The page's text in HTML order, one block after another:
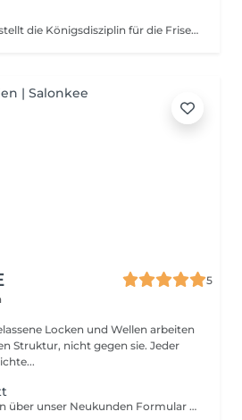
Der Damenhaarschnitt stellt die Königsdisziplin für die Friseurinnen und Friseure dar. Schließlich verbringen die Damen mehr Zeit mit Ihrer Frisur als die meisten Männer und haben damit einen hohen Anspruch an Schnitt, Farbe und Styling. Ob kurzes, langes, oder mittellanges Haar, die Meister der Schere müssen für alle Haarlängen und Haar-Beschaffenheiten stets aktuelle Trends, Schnitte, Stylings und aktuellste Färbetechniken anbieten können. Die handwerklichen Fähigkeiten und die individuelle Kreativität der Friseurinnen und Friseure lassen alle Frisurenwünsche der Damen wahr werden.
5
Locken und Wellen arbeiten
Struktur, nicht gegen sie. Jeder
Bitte frage deinen Termin über unser Neukunden Formular auf unserer Website an. Nach einer Termin-Einladung ist dieser Termin für dich buchbar. Bei Locken Elite arbeiten wir als Team. Deshalb kann es sein, dass ein Teil deiner gebuchten Dienstleistung (ausgenommen Schnitt) von einem anderen Mitarbeiter übernommen wird.